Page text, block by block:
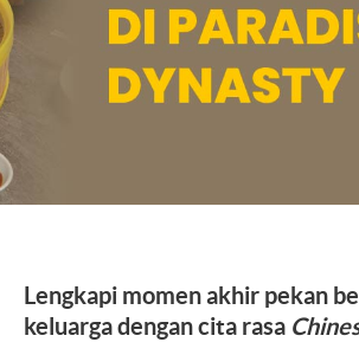
Lengkapi momen akhir pekan
keluarga dengan cita rasa